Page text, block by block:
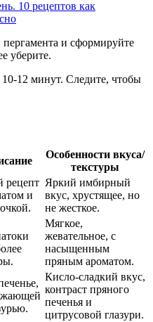
10 рецептов как
и сформируйте
уберите.
12 минут. Следите, чтобы
Особенности вкуса/
текстуры
рецепт
и
Яркий имбирный
вкус, хрустящее, но
не жесткое.
Мягкое,
жевательное, с
насыщенным
пряным ароматом.
Кисло-сладкий вкус,
контраст пряного
печенья и
цитрусовой глазури.